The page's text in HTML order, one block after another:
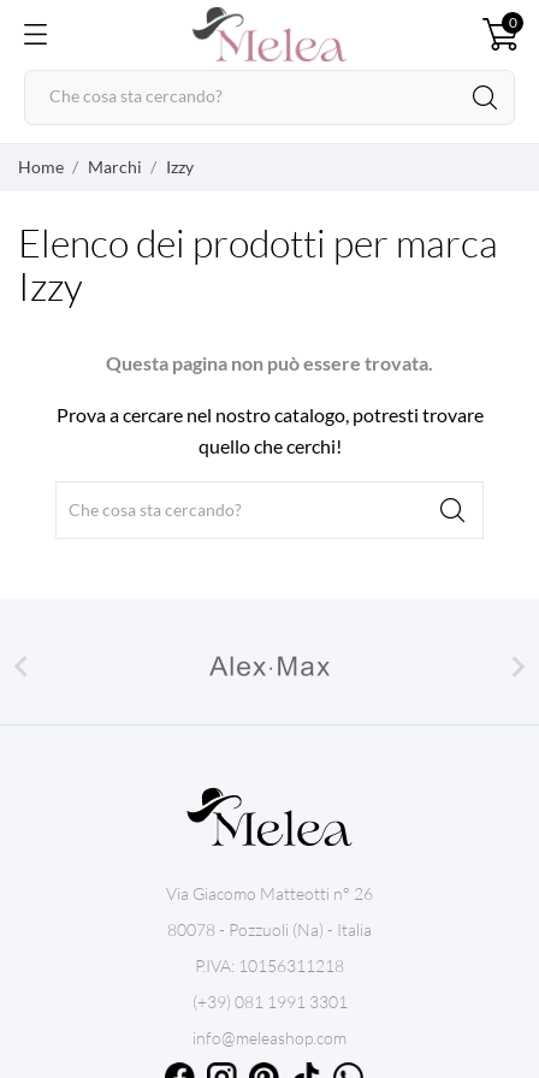
0
Home Marchi Izzy
Elenco dei prodotti per marca
Izzy
Questa pagina non può essere trovata.
Prova a cercare nel nostro catalogo, potresti trovare
quello che cerchi!
 
Via Giacomo Matteotti n° 26
80078 - Pozzuoli (Na) - Italia
P.IVA: 10156311218
(+39) 081 1991 3301
info@meleashop.com